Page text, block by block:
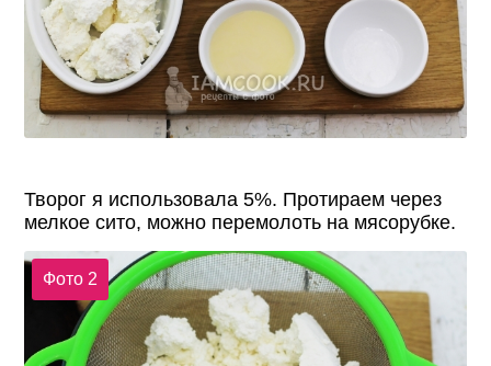
Творог я использовала 5%. Протираем через
мелкое сито, можно перемолоть на мясорубке.
Фото 2